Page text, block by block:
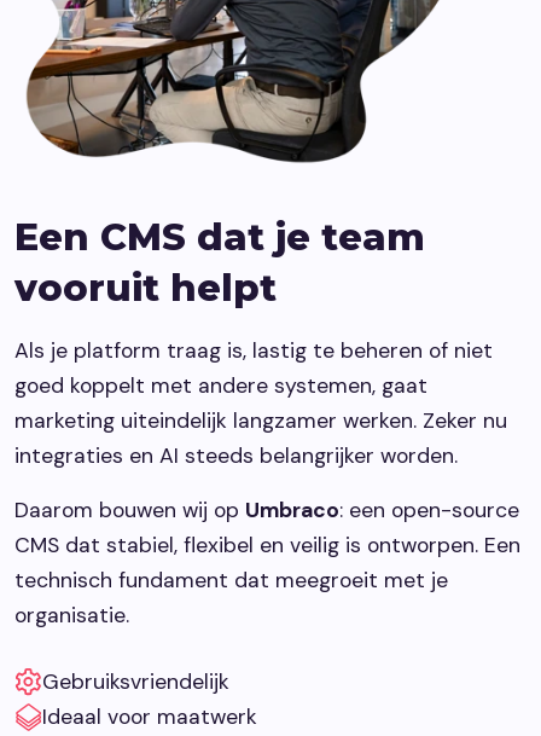
Een CMS dat je team
vooruit helpt
Als je platform traag is, lastig te beheren of niet
goed koppelt met andere systemen, gaat
marketing uiteindelijk langzamer werken. Zeker nu
integraties en AI steeds belangrijker worden.
Daarom bouwen wij op Umbraco: een open-source
CMS dat stabiel, flexibel en veilig is ontworpen. Een
technisch fundament dat meegroeit met je
organisatie.
Gebruiksvriendelijk
Ideaal voor maatwerk